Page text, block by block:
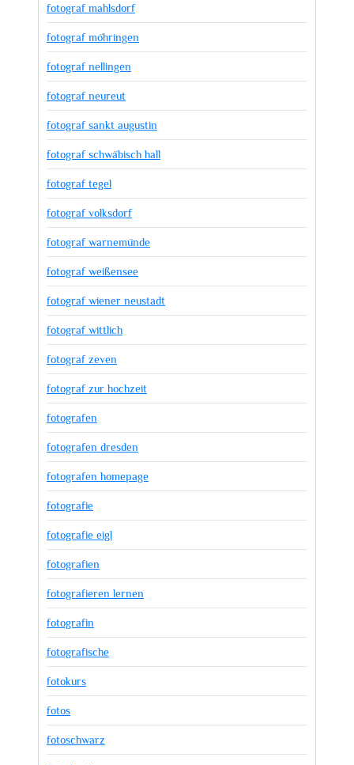
fotograf mahlsdorf
fotograf möhringen
fotograf nellingen
fotograf neureut
fotograf sankt augustin
fotograf schwäbisch hall
fotograf tegel
fotograf volksdorf
fotograf warnemünde
fotograf weißensee
fotograf wiener neustadt
fotograf wittlich
fotograf zeven
fotograf zur hochzeit
fotografen
fotografen dresden
fotografen homepage
fotografie
fotografie eigl
fotografien
fotografieren lernen
fotografin
fotografische
fotokurs
fotos
fotoschwarz